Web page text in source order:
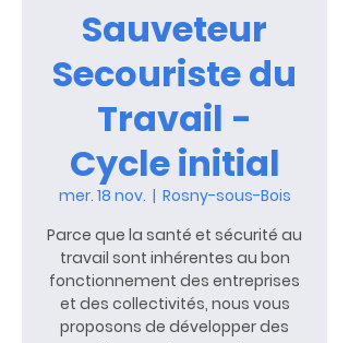
Sauveteur
Secouriste du
Travail -
Cycle initial
mer. 18 nov.
  |
Rosny-sous-Bois
Parce que la santé et sécurité au
travail sont inhérentes au bon
fonctionnement des entreprises
et des collectivités, nous vous
proposons de développer des